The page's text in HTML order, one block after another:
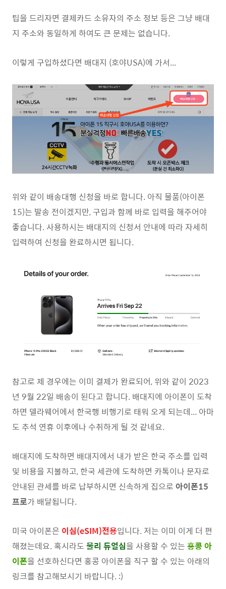
팁을 드리자면 결제카드 소유자의 주소 정보 등은 그냥 배대
지 주소와 동일하게 하여도 큰 문제는 없습니다.
이렇게 구입하셨다면 배대지 (호야USA)에 가서...
위와 같이 배송대행 신청을 바로 합니다. 아직 물품(아이폰
15)는 발송 전이겠지만, 구입과 함께 바로 입력을 해주어야
좋습니다. 사용하시는 배대지의 신청서 안내에 따라 자세히
입력하여 신청을 완료하시면 됩니다.
참고로 제 경우에는 이미 결제가 완료되어, 위와 같이 2023
년 9월 22일 배송이 된다고 합니다. 배대지에 아이폰이 도착
하면 델라웨어에서 한국행 비행기로 태워 오게 되는데... 아마
도 추석 연휴 이후에나 수취하게 될 것 같네요.
배대지에 도착하면 배대지에서 내가 받은 한국 주소를 입력
및 비용을 지불하고, 한국 세관에 도착하면 카톡이나 문자로
안내된 관세를 바로 납부하시면 신속하게 집으로 아이폰15
프로가 배달됩니다.
미국 아이폰은 이심(eSIM)전용입니다. 저는 이미 이게 더 편
해졌는데요. 혹시라도 물리 듀얼심을 사용할 수 있는 홍콩 아
이폰을 선호하신다면 홍콩 아이폰을 직구 할 수 있는 아래의
링크를 참고해보시기 바랍니다. :)